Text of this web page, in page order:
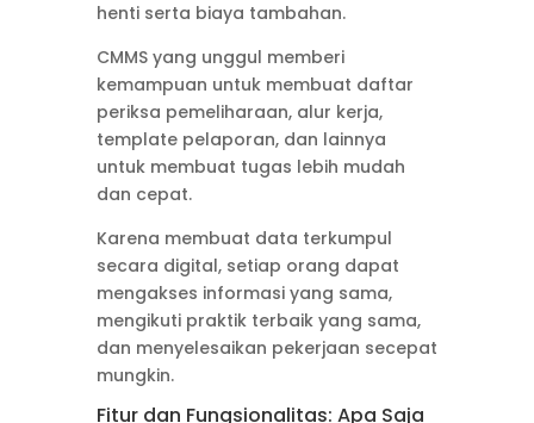
henti serta biaya tambahan.
CMMS yang unggul memberi
kemampuan untuk membuat daftar
periksa pemeliharaan, alur kerja,
template pelaporan, dan lainnya
untuk membuat tugas lebih mudah
dan cepat.
Karena membuat data terkumpul
secara digital, setiap orang dapat
mengakses informasi yang sama,
mengikuti praktik terbaik yang sama,
dan menyelesaikan pekerjaan secepat
mungkin.
Fitur dan Fungsionalitas: Apa Saja